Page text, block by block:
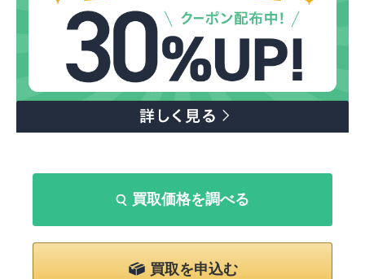
買取価格を調べる
買取を申込む